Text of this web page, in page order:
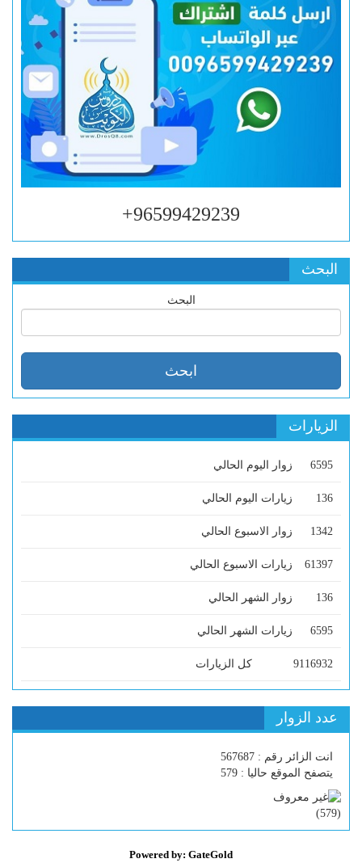
96599429239+
البحث
البحث
الزيارات
6595 زوار اليوم الحالي
136 زيارات اليوم الحالي
1342 زوار الاسبوع الحالي
61397 زيارات الاسبوع الحالي
136 زوار الشهر الحالي
6595 زيارات الشهر الحالي
9116932 كل الزيارات
عدد الزوار
انت الزائر رقم : 567687
يتصفح الموقع حاليا : 579
(
579
)
Powered by: GateGold